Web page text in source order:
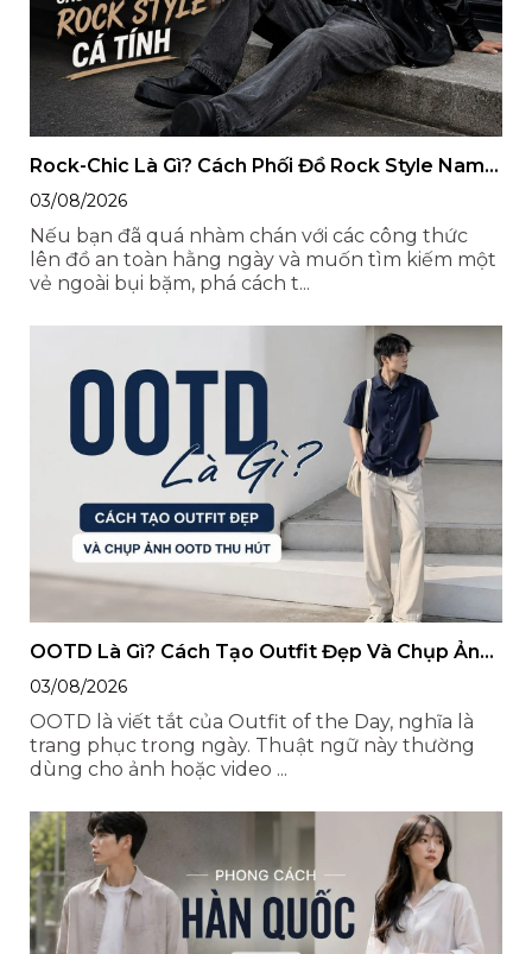
Rock-Chic Là Gì? Cách Phối Đồ Rock Style Nam
Chỉn Chu, Cá Tính
03/08/2026
Nếu bạn đã quá nhàm chán với các công thức
lên đồ an toàn hằng ngày và muốn tìm kiếm một
vẻ ngoài bụi bặm, phá cách t...
OOTD Là Gì? Cách Tạo Outfit Đẹp Và Chụp Ảnh
OOTD Thu Hút
03/08/2026
OOTD là viết tắt của Outfit of the Day, nghĩa là
trang phục trong ngày. Thuật ngữ này thường
dùng cho ảnh hoặc video ...